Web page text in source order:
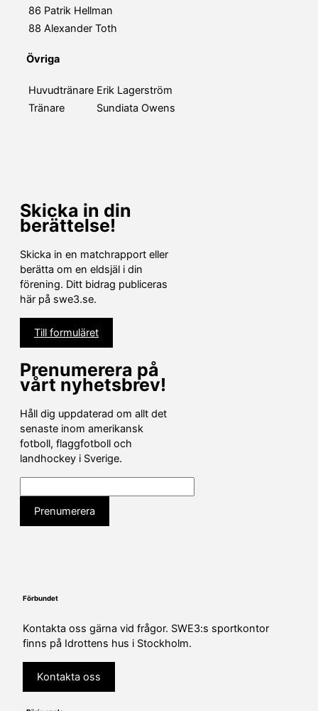
86 Patrik Hellman
88 Alexander Toth
Övriga
Huvudtränare Erik Lagerström
Tränare
Sundiata Owens
Skicka in din
berättelse!
Skicka in en matchrapport eller
berätta om en eldsjäl i din
förening. Ditt bidrag publiceras
här på swe3.se.
Till formuläret
Prenumerera på
vårt nyhetsbrev!
Håll dig uppdaterad om allt det
senaste inom amerikansk
fotboll, flaggfotboll och
landhockey i Sverige.
Förbundet
Kontakta oss gärna vid frågor. SWE3:s sportkontor
finns på Idrottens hus i Stockholm.
Kontakta oss